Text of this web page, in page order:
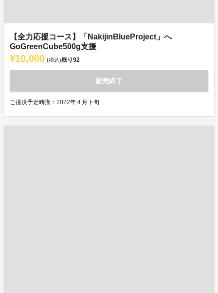
【全力応援コース】「NakijinBlueProject」へ
GoGreenCube500g支援
¥10,000 (税込)残り92
販売終了
ご提供予定時期：2022年４月下旬